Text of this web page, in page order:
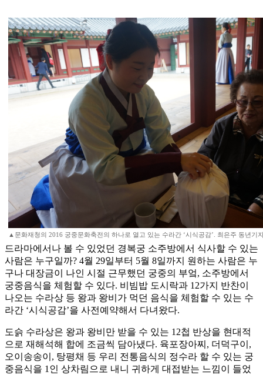
▲문화재청의 2016 궁중문화축전의 하나로 열고 있는 수라간 ‘시식공감’. 최은주 동년기
드라마에서나 볼 수 있었던 경복궁 소주방에서 식사할 수 있는
사람은 누구일까? 4월 29일부터 5월 8일까지 원하는 사람은 누
구나 대장금이 나인 시절 근무했던 궁중의 부엌, 소주방에서
궁중음식을 체험할 수 있다. 비빔밥 도시락과 12가지 반찬이
나오는 수라상 등 왕과 왕비가 먹던 음식을 체험할 수 있는 수
라간 ‘시식공감’을 사전예약해서 다녀왔다.
도슭 수라상은 왕과 왕비만 받을 수 있는 12첩 반상을 현대적
으로 재해석해 합에 조금씩 담아냈다. 육포장아찌, 더덕구이,
오이송송이, 탕평채 등 우리 전통음식의 정수라 할 수 있는 궁
중음식을 1인 상차림으로 내니 귀하게 대접받는 느낌이 들었